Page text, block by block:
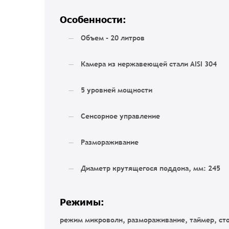
Особенности:
Объем - 20 литров
Камера из нержавеющей стали AISI 304
5 уровней мощности
Сенсорное управление
Размораживание
Диаметр крутящегося поддона, мм: 245
Режимы:
режим микроволн, размораживание, таймер,